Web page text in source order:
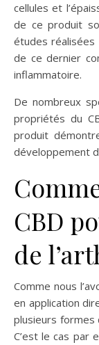
cellules et
de ce produit
études
de ce dernier
inflammatoire.
De nombreux
propriétés du
produit
développement
CBD
de
Comme nous
en application
plusieurs formes
C’est le cas par